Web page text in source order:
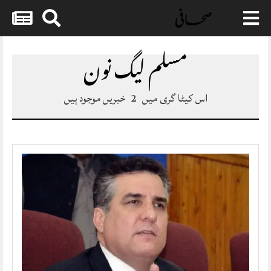
Skip
مسلم لیگ نون
اس کیٹا گری میں 2 خبریں موجود ہیں